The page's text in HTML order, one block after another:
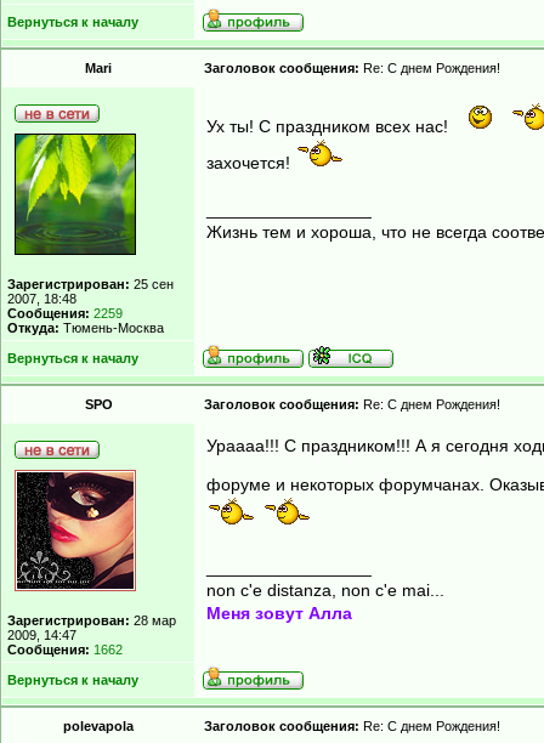
Вернуться к началу
Mari Заголовок сообщения: Re: С днем Рождения!
Зарегистрирован: 25 сен
2007, 18:48
Сообщения: 2259
Откуда: Тюмень-Москва
Ух ты! С праздником всех нас!
захочется!
Жизнь тем и хороша, что не всегда
Вернуться к началу
SPO Заголовок сообщения: Re: С днем Рождения!
Зарегистрирован: 28 мар
2009, 14:47
Сообщения: 1662
Ураааа!!! С праздником!!! А я сегодня
форуме и некоторых форумчанах.
non c'e distanza, non c'e mai...
Меня зовут Алла
Вернуться к началу
polevapola Заголовок сообщения: Re: С днем Рождения!